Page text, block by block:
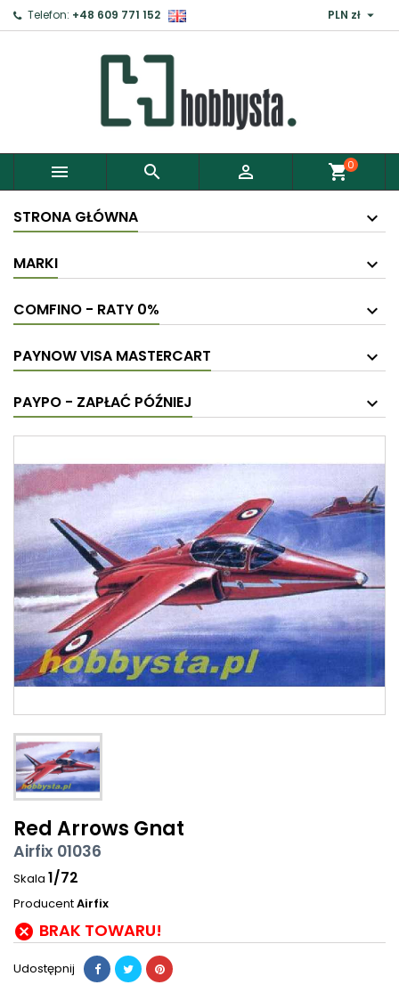
Telefon: +48 609 771 152 PLN zł 
   shopping_cart0
STRONA GŁÓWNA
MARKI
COMFINO - RATY 0%
PAYNOW VISA MASTERCART
PAYPO - ZAPŁAĆ PÓŹNIEJ
Red Arrows Gnat
Airfix 01036
Skala 1/72
ProducentAirfix
 BRAK TOWARU!
Udostępnij